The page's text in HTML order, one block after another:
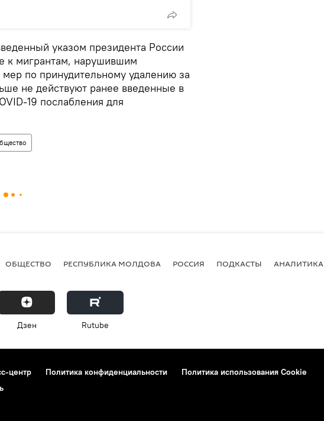
указом президента России
к мигрантам, нарушившим
по принудительному удалению за
не действуют ранее введенные в
19 послабления для
ОБЩЕСТВО РЕСПУБЛИКА МОЛДОВА РОССИЯ ПОДКАСТЫ АНАЛИТИКА
Дзен Rutube
центр Политика конфиденциальности
Политика использования Cookie